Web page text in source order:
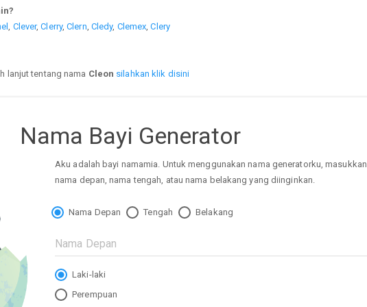
Clever,Clerry,Clern Cledy, Clemex ,Clery
lanjut tentang nama Cleon silahkan klik disini
Nama Bayi Generator
Aku adalah bayi namamia. Untuk menggunakan nama generatorku, masukkan
nama depan, nama tengah, atau nama belakang yang diinginkan.
Nama Depan Tengah Belakang
Laki-laki
Perempuan